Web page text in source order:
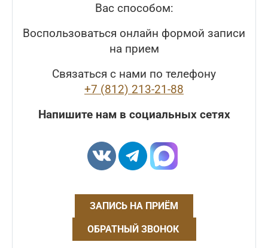
Вас способом:
Воспользоваться онлайн формой записи
на прием
Связаться с нами по телефону
+7 (812) 213-21-88
Напишите нам в социальных сетях
ЗАПИСЬ НА ПРИЁМ
ОБРАТНЫЙ ЗВОНОК